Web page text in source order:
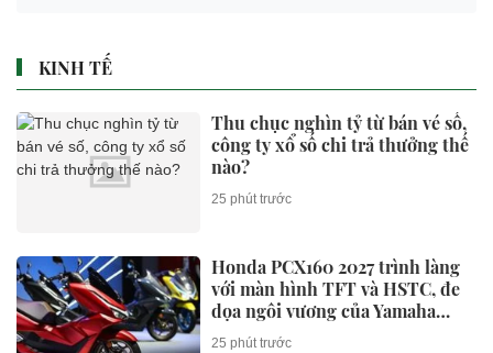
KINH TẾ
Thu chục nghìn tỷ từ bán vé số,
công ty xổ số chi trả thưởng thế
nào?
25 phút trước
Honda PCX160 2027 trình làng
với màn hình TFT và HSTC, đe
dọa ngôi vương của Yamaha
NVX và Honda SH
25 phút trước